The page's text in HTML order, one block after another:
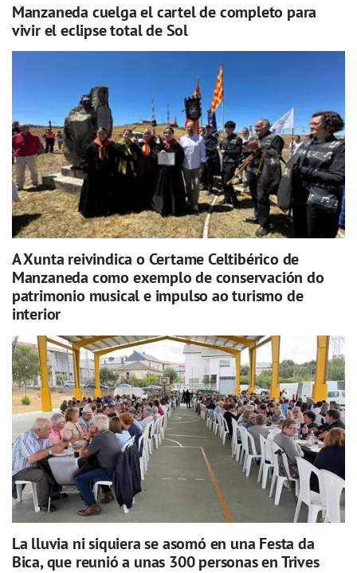
Manzaneda cuelga el cartel de completo para
vivir el eclipse total de Sol
A Xunta reivindica o Certame Celtibérico de
Manzaneda como exemplo de conservación do
patrimonio musical e impulso ao turismo de
interior
La lluvia ni siquiera se asomó en una Festa da
Bica, que reunió a unas 300 personas en Trives